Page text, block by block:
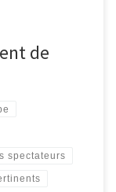
de
spectateurs